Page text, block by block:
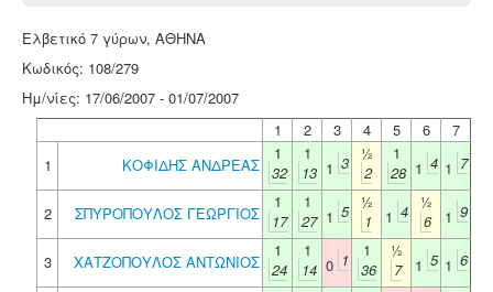
Ελβετικό 7 γύρων, ΑΘΗΝΑ
Κωδικός: 108/279
Ημ/νίες: 17/06/2007 - 01/07/2007
1
2 3 4 5 6
7
1
ΚΟΦΙΔΗΣ ΑΝΔΡΕΑΣ
1
32
1
13 1 3
½
2
1
28 1 4 1 7
2 ΣΠΥΡΟΠΟΥΛΟΣ ΓΕΩΡΓΙΟΣ
1
17
1
27 1 5
½
1
1 4
½
6
1 9
3 ΧΑΤΖΟΠΟΥΛΟΣ ΑΝΤΩΝΙΟΣ
1
24
1
14 0 1
1
36
½
7
1 5 1 6